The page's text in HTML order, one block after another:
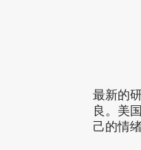
最新的
良。美
己的情绪